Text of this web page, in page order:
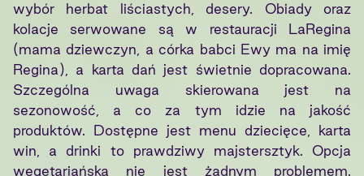
wybór herbat liściastych, desery. Obiady oraz
kolacje serwowane są w restauracji LaRegina
(mama dziewczyn, a córka babci Ewy ma na imię
Regina), a karta dań jest świetnie dopracowana.
Szczególna uwaga skierowana jest na
sezonowość, a co za tym idzie na jakość
produktów. Dostępne jest menu dziecięce, karta
win, a drinki to prawdziwy majstersztyk. Opcja
wegetariańska nie jest żadnym problemem.